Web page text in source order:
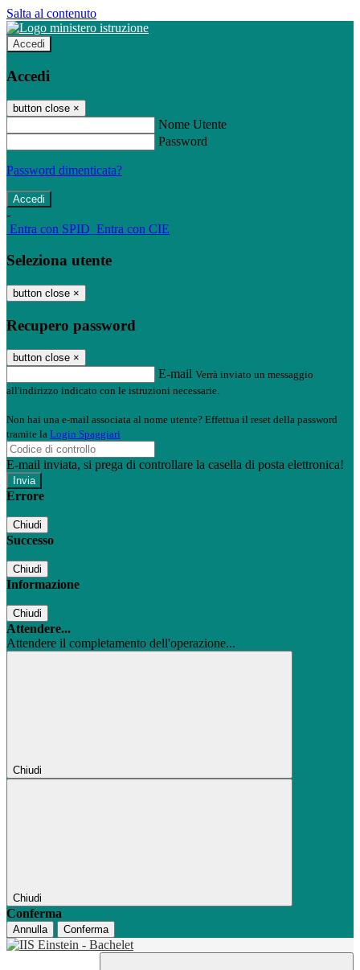
Salta al contenuto
Accedi
Accedi
button close ×
Nome Utente
Password
Password dimenticata?
-
Entra con SPID Entra con CIE
Seleziona utente
button close ×
Recupero password
button close ×
E-mail Verrà inviato un messaggio
all'indirizzo indicato con le istruzioni necessarie.
Non hai una e-mail associata al nome utente? Effettua il reset della password
tramite la Login Spaggiari
E-mail inviata, si prega di controllare la casella di posta elettronica!
Errore
Chiudi
Successo
Chiudi
Informazione
Chiudi
Attendere...
Attendere il completamento dell'operazione...
Chiudi
Chiudi
Conferma
Annulla Conferma